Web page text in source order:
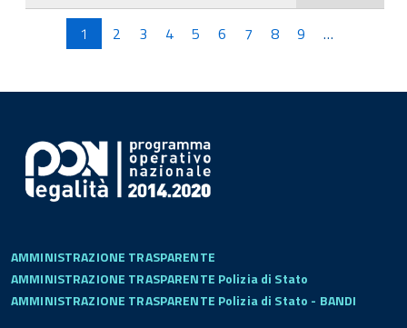
Pagine 1 2 3 4 5 6 7 8 9 …
AMMINISTRAZIONE TRASPARENTE
AMMINISTRAZIONE TRASPARENTE Polizia di Stato
AMMINISTRAZIONE TRASPARENTE Polizia di Stato - BANDI